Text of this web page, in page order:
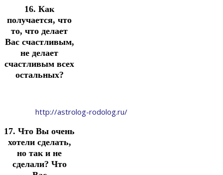
16. Как
получается, что
то, что делает
Вас счастливым,
не делает
счастливым всех
остальных?
http://astrolog-rodolog.ru/
17. Что Вы очень
хотели сделать,
но так и не
сделали? Что